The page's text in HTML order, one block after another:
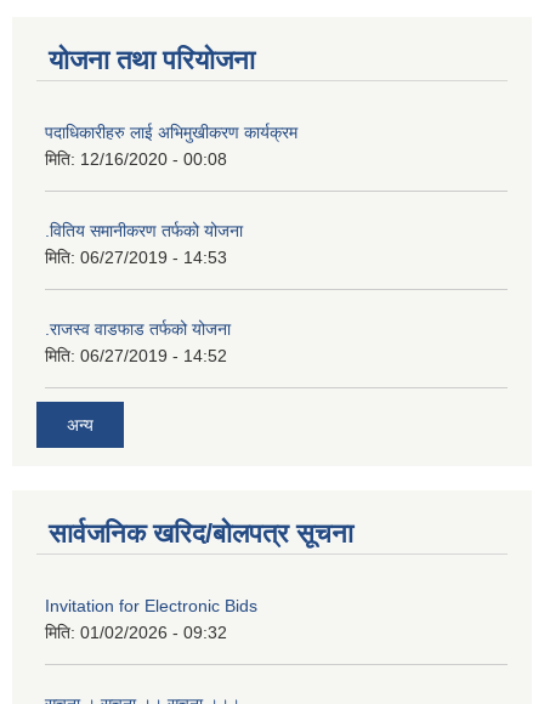
योजना तथा परियोजना
पदाधिकारीहरु लाई अभिमुखीकरण कार्यक्रम
मिति: 12/16/2020 - 00:08
.वितिय समानीकरण तर्फको योजना
मिति: 06/27/2019 - 14:53
.राजस्व वाडफाड तर्फको योजना
मिति: 06/27/2019 - 14:52
अन्य
सार्वजनिक खरिद/बोलपत्र सूचना
Invitation for Electronic Bids
मिति: 01/02/2026 - 09:32